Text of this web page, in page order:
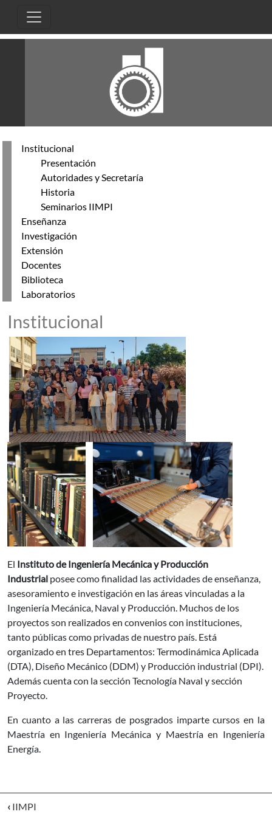
Institucional
Presentación
Autoridades y Secretaría
Historia
Seminarios IIMPI
Enseñanza
Investigación
Extensión
Docentes
Biblioteca
Laboratorios
Institucional
El Instituto de Ingeniería Mecánica y Producción
Industrial posee como finalidad las actividades de enseñanza,
asesoramiento e investigación en las áreas vinculadas a la
Ingeniería Mecánica, Naval y Producción. Muchos de los
proyectos son realizados en convenios con instituciones,
tanto públicas como privadas de nuestro país. Está
organizado en tres Departamentos: Termodinámica Aplicada
(DTA), Diseño Mecánico (DDM) y Producción industrial (DPI).
Además cuenta con la sección Tecnología Naval y sección
Proyecto.
En cuanto a las carreras de posgrados imparte cursos en la
Maestría en Ingeniería Mecánica y Maestría en Ingeniería
Energía.
‹ IIMPI